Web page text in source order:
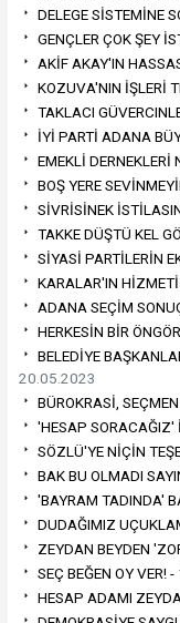
DELEGE SİSTEMİNE
GENÇLER ÇOK ŞEY
AKİF AKAY'IN
KOZUVA'NIN İŞLERİ
TAKLACI
İYİ PARTİ ADANA
EMEKLİ DERNEKLERİ
BOŞ YERE
SİVRİSİNEK
TAKKE DÜŞTÜ KEL
SİYASİ PARTİLERİN
KARALAR'IN
ADANA SEÇİM
HERKESİN BİR
BELEDİYE
20.05.2023
BÜROKRASİ,
'HESAP SORACAĞIZ'
SÖZLÜ'YE NİÇİN
BAK BU OLMADI
'BAYRAM TADINDA'
DUDAĞIMIZ
ZEYDAN BEYDEN
SEÇ BEĞEN OY VER! -
HESAP ADAMI